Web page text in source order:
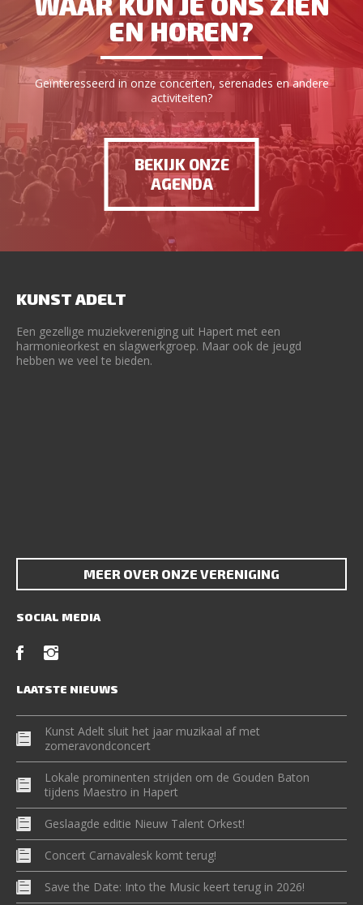
EN HOREN?
Geïnteresseerd in onze concerten, serenades en andere
activiteiten?
BEKIJK ONZE
AGENDA
KUNST ADELT
Een gezellige muziekvereniging uit Hapert met een
harmonieorkest en slagwerkgroep. Maar ook de jeugd
hebben we veel te bieden.
MEER OVER ONZE VERENIGING
SOCIAL MEDIA
LAATSTE NIEUWS
Kunst Adelt sluit het jaar muzikaal af met
zomeravondconcert
Lokale prominenten strijden om de Gouden Baton
tijdens Maestro in Hapert
Geslaagde editie Nieuw Talent Orkest!
Concert Carnavalesk komt terug!
Save the Date: Into the Music keert terug in 2026!